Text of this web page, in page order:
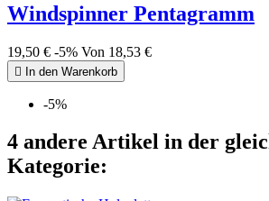
Windspinner Pentagramm
19,50 € -5% Von 18,53 €
 In den Warenkorb
-5%
4 andere Artikel in der
Kategorie: